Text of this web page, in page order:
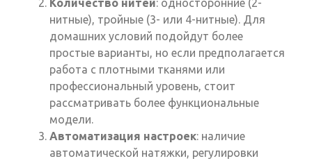
Количество нитей: односторонние (2-
нитные), тройные (3- или 4-нитные). Для
домашних условий подойдут более
простые варианты, но если предполагается
работа с плотными тканями или
профессиональный уровень, стоит
рассматривать более функциональные
модели.
Автоматизация настроек: наличие
автоматической натяжки, регулировки